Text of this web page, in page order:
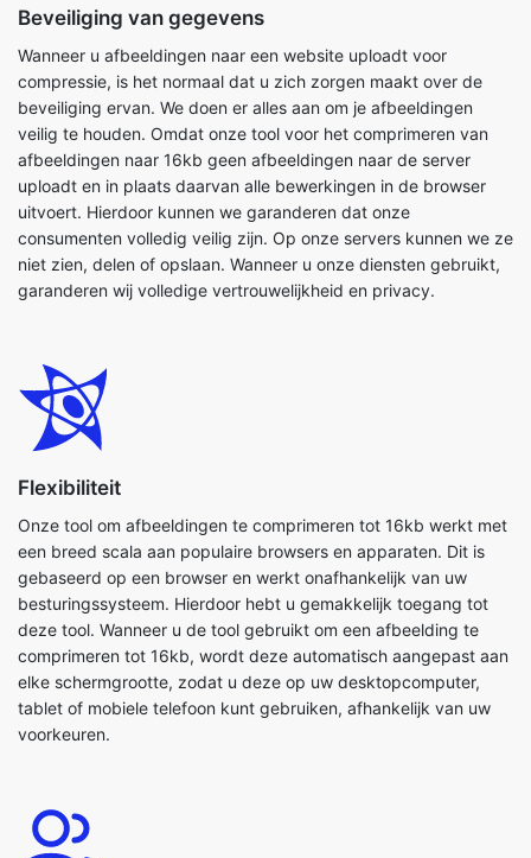
beveiliging ervan. We doen er alles aan om je afbeeldingen
afbeeldingen naar 16kb geen afbeeldingen naar de server
uploadt en in plaats daarvan alle bewerkingen in de browser
uitvoert. Hierdoor kunnen we garanderen dat onze
consumenten volledig veilig zijn. Op onze servers kunnen we ze
niet zien, delen of opslaan. Wanneer u onze diensten gebruikt,
garanderen wij volledige vertrouwelijkheid en privacy.
Flexibiliteit
Onze tool om afbeeldingen te comprimeren tot 16kb werkt met
een breed scala aan populaire browsers en apparaten. Dit is
gebaseerd op een browser en werkt onafhankelijk van uw
deze tool. Wanneer u de tool gebruikt om een afbeelding te
comprimeren tot 16kb, wordt deze automatisch aangepast aan
elke schermgrootte, zodat u deze op uw desktopcomputer,
tablet of mobiele telefoon kunt gebruiken, afhankelijk van uw
voorkeuren.
Gebruiksvriendelijk